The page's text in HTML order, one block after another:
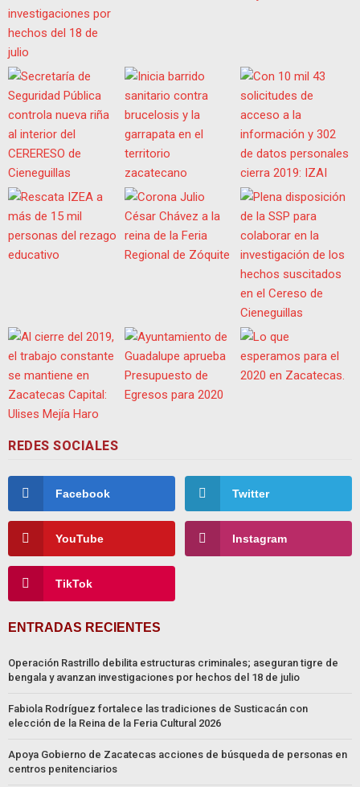
REDES SOCIALES
Facebook Twitter
YouTube Instagram
TikTok
ENTRADAS RECIENTES
Operación Rastrillo debilita estructuras criminales; aseguran tigre de
bengala y avanzan investigaciones por hechos del 18 de julio
Fabiola Rodríguez fortalece las tradiciones de Susticacán con
elección de la Reina de la Feria Cultural 2026
Apoya Gobierno de Zacatecas acciones de búsqueda de personas en
centros penitenciarios